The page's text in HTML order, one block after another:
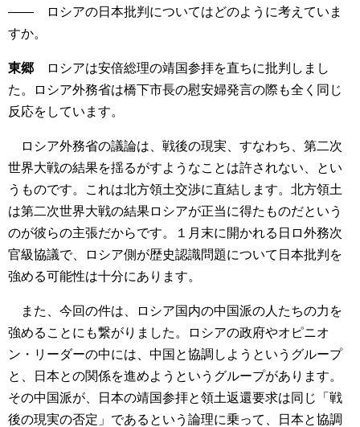
―― ロシアの日本批判についてはどのように考えていま
すか。
東郷 ロシアは安倍総理の靖国参拝を直ちに批判しまし
た。ロシア外務省は橋下市長の慰安婦発言の際も全く同じ
反応をしています。
ロシア外務省の議論は、戦後の現実、すなわち、第二次
世界大戦の結果を揺るがすようなことは許されない、とい
うものです。これは北方領土交渉に直結します。北方領土
は第二次世界大戦の結果ロシアが正当に得たものだという
のが彼らの主張だからです。１月末に開かれる日ロ外務次
官級協議で、ロシア側が歴史認識問題について日本批判を
強める可能性は十分にあります。
また、今回の件は、ロシア国内の中国派の人たちの力を
強めることにも繋がりました。ロシアの政府やオピニオ
ン・リーダーの中には、中国と協調しようというグループ
と、日本との関係を進めようというグループがあります。
その中国派が、日本の靖国参拝と領土返還要求は同じ「戦
後の現実の否定」であるという論理に乗って、日本と協調